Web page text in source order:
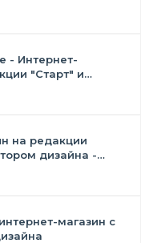
- Интернет-
"Старт" и
на редакции
дизайна -
магазин с